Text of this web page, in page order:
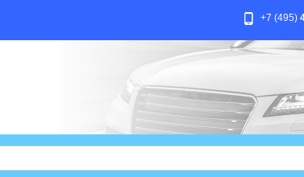
+7 (495)